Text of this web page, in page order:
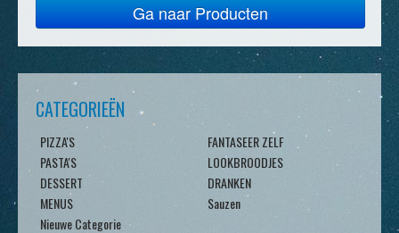
Ga naar Producten
CATEGORIEËN
PIZZA'S
FANTASEER ZELF
PASTA'S
LOOKBROODJES
DESSERT
DRANKEN
MENUS
Sauzen
Nieuwe Categorie